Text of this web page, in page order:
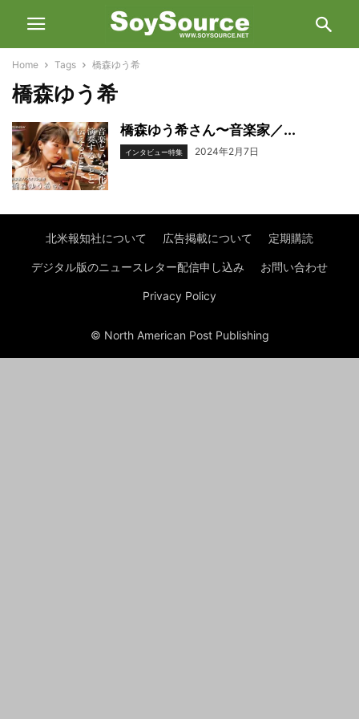
Home Tags 橋森ゆう希
橋森ゆう希
橋森ゆう希さん〜音楽家／...
インタビュー特集 2024年2月7日
北米報知社について 広告掲載について 定期購読
デジタル版のニュースレター配信申し込み お問い合わせ
Privacy Policy
© North American Post Publishing